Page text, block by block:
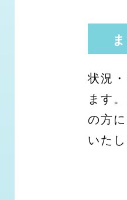
状況
ます
の方
いたし